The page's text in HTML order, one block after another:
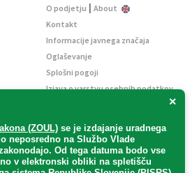
×
(ZOUL) se je izdajanje uradnega
neposredno na Službo Vlade
. Od tega datuma bodo vse
v elektronski obliki na spletišču
O podjetju | About
Kontakt
Informacije javnega značaja
Oglaševanje
Splošni pogoji
Izjava o varstvu osebnih podatkov